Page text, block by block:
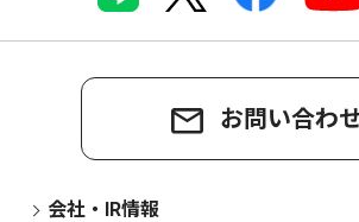
お問い合わ
会社・IR情報